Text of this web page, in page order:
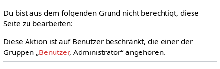
Du bist aus dem folgenden Grund nicht berechtigt, diese
Seite zu bearbeiten:
Diese Aktion ist auf Benutzer beschränkt, die einer der
Gruppen „Benutzer, Administrator“ angehören.